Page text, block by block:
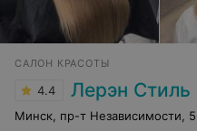
САЛОН КРАСОТЫ
4.4 Лерэн Стиль
Минск, пр-т Независимости,